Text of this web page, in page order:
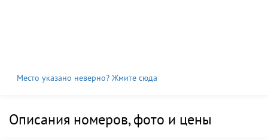
Место указано неверно? Жмите сюда
Описания номеров, фото и цены